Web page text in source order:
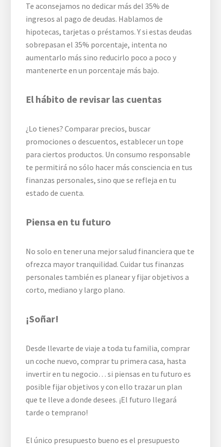
Te aconsejamos no dedicar más del 35% de
ingresos al pago de deudas. Hablamos de
hipotecas, tarjetas o préstamos. Y si estas deudas
sobrepasan el 35% porcentaje, intenta no
aumentarlo más sino reducirlo poco a poco y
mantenerte en un porcentaje más bajo.
El hábito de revisar las cuentas
¿Lo tienes? Comparar precios, buscar
promociones o descuentos, establecer un tope
para ciertos productos. Un consumo responsable
te permitirá no sólo hacer más consciencia en tus
finanzas personales, sino que se refleja en tu
estado de cuenta.
Piensa en tu futuro
No solo en tener una mejor salud financiera que te
ofrezca mayor tranquilidad. Cuidar tus finanzas
personales también es planear y fijar objetivos a
corto, mediano y largo plano.
¡Soñar!
Desde llevarte de viaje a toda tu familia, comprar
un coche nuevo, comprar tu primera casa, hasta
invertir en tu negocio… si piensas en tu futuro es
posible fijar objetivos y con ello trazar un plan
que te lleve a donde desees. ¡El futuro llegará
tarde o temprano!
El único presupuesto bueno es el presupuesto